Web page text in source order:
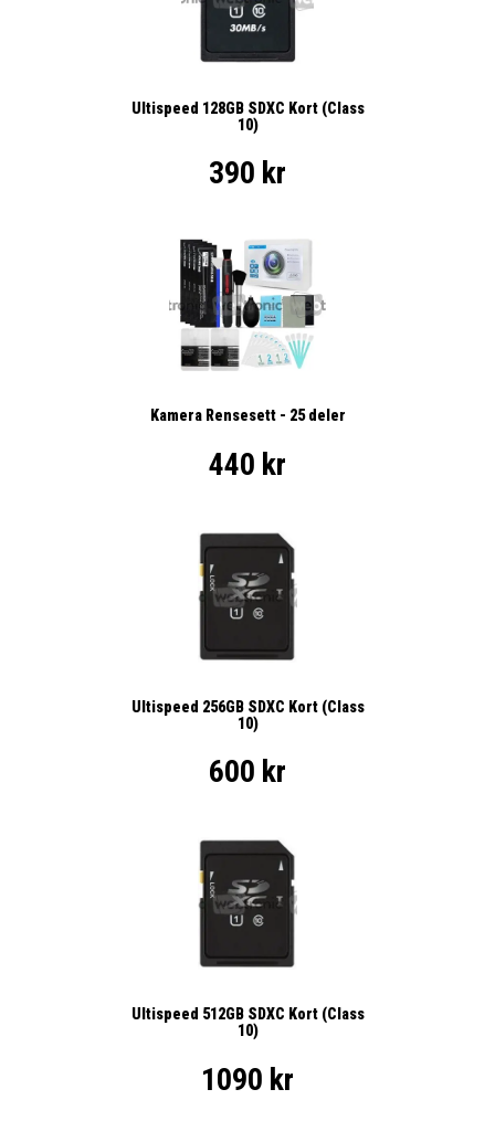
Ultispeed 128GB SDXC Kort (Class
10)
390 kr
Kamera Rensesett - 25 deler
440 kr
Ultispeed 256GB SDXC Kort (Class
10)
600 kr
Ultispeed 512GB SDXC Kort (Class
10)
1090 kr